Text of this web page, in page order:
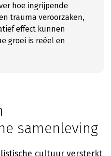
hoe ingrijpende
trauma veroorzaken,
effect kunnen
groei is reëel en
samenleving
cultuur versterkt